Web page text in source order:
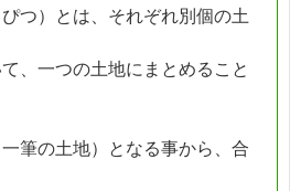
つ）とは、それぞれ別個の土
、一つの土地にまとめること
筆の土地）となる事から、合